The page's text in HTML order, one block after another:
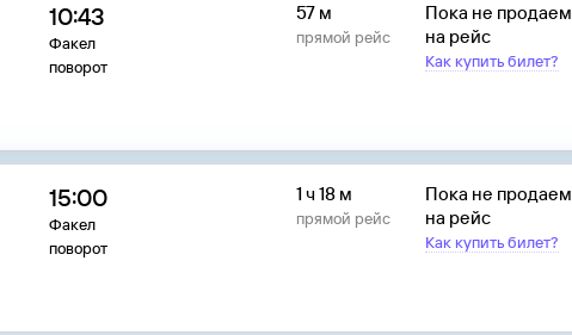
10:43
Факел
поворот
57 м
прямой рейс
Пока не
на рейс
Как купить билет?
15:00
Факел
поворот
1 ч 18 м
прямой рейс
Пока не
на рейс
Как купить билет?